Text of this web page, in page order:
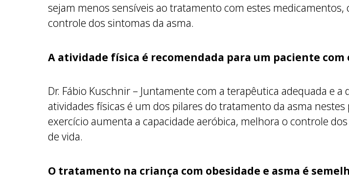
sejam menos sensíveis ao tratamento com estes
controle dos sintomas da asma.
A atividade física é recomendada para um paciente com
Dr. Fábio Kuschnir – Juntamente com a terapêutica adequada e
atividades físicas é um dos pilares do tratamento da asma
exercício aumenta a capacidade aeróbica, melhora o controle
de vida.
O tratamento na criança com obesidade e asma é